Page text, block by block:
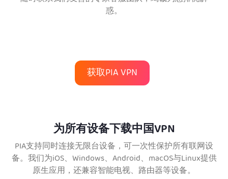
惑。
获取PIA VPN
为所有设备下载中国VPN
PIA支持同时连接无限台设备，可一次性保护所有联网设
备。我们为iOS、Windows、Android、macOS与Linux提供
原生应用，还兼容智能电视、路由器等设备。